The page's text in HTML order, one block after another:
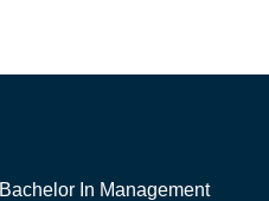
Bachelor In Management